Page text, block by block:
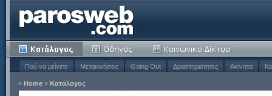
Πού να μείνετε Μετακινήσεις Going Out Δραστηριότητες Ακίνητα
» Home » Κατάλογος